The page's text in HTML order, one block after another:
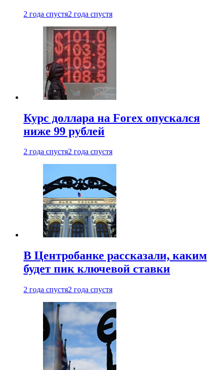
2 года спустя2 года спустя
Курс доллара на Forex опускался
ниже 99 рублей
2 года спустя2 года спустя
В Центробанке рассказали, каким
будет пик ключевой ставки
2 года спустя2 года спустя